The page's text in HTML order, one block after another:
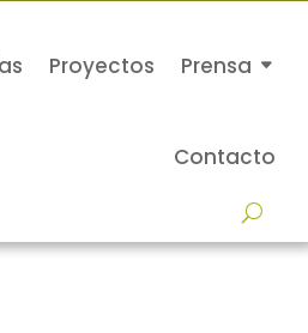
Proyectos Prensa
Contacto